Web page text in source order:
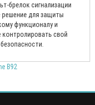
брелок сигнализации
решение для защиты
функционалу и
свой
B92